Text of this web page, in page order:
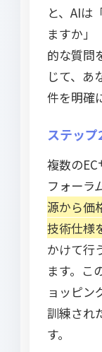
と、AIは
ますか」
的な質問
じて、あ
件を明確
ステッ
複数の
フォーラ
源から価
技術仕様
かけて行
ます。こ
ョッピン
訓練され
す。